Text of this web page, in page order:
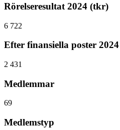
Rörelseresultat 2024 (tkr)
6 722
Efter finansiella poster
2 431
Medlemmar
69
Medlemstyp